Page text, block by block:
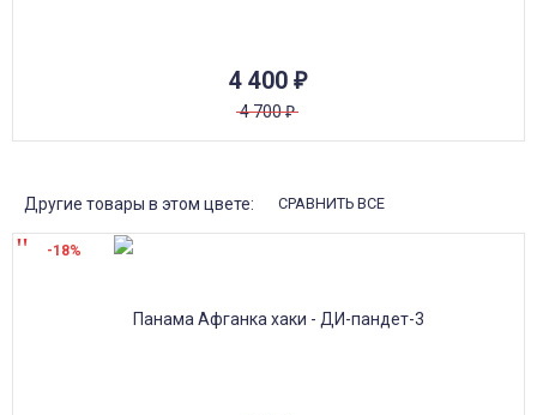
4 400 ₽
4 700₽
Другие товары в этом цвете: СРАВНИТЬ ВСЕ
-18%